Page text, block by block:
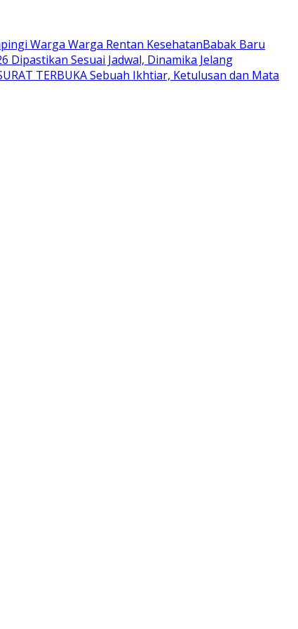
Warga Warga Rentan Kesehatan​Babak Baru
Dipastikan Sesuai Jadwal, Dinamika Jelang
TERBUKA Sebuah Ikhtiar, Ketulusan dan Mata